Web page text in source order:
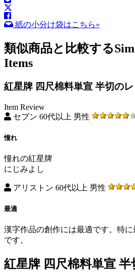
紙の小分け袋はこちら»
類似商品と比較する
Items
紅星牌 四尺棉料単宣 半切の
Item Review
セブン 60代以上 男性
憧れ
憧れの紅星牌
にじみよし
アリストン 60代以上 男性
最適
漢字作品の創作には最適です。特
です。
紅星牌 四尺棉料単宣 半